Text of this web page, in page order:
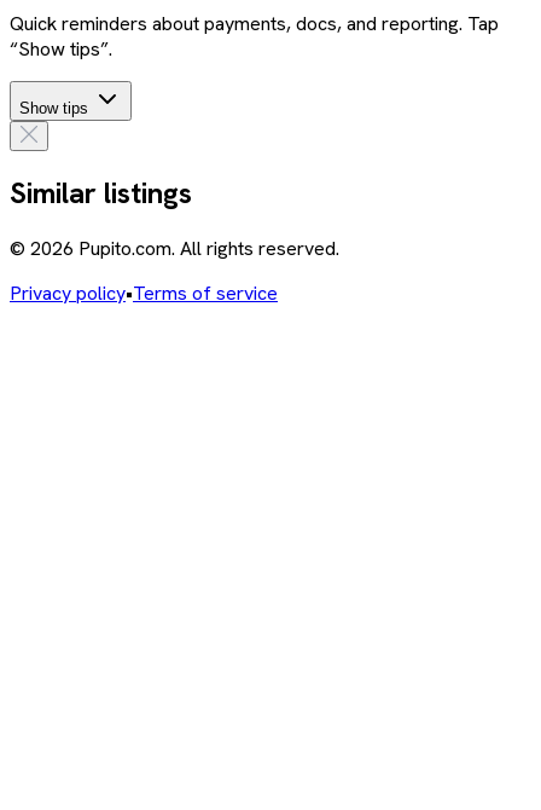
Quick reminders about payments, docs, and reporting. Tap
“Show tips”.
Show tips
Similar listings
© 2026 Pupito.com. All rights reserved.
Privacy policy•Terms of service